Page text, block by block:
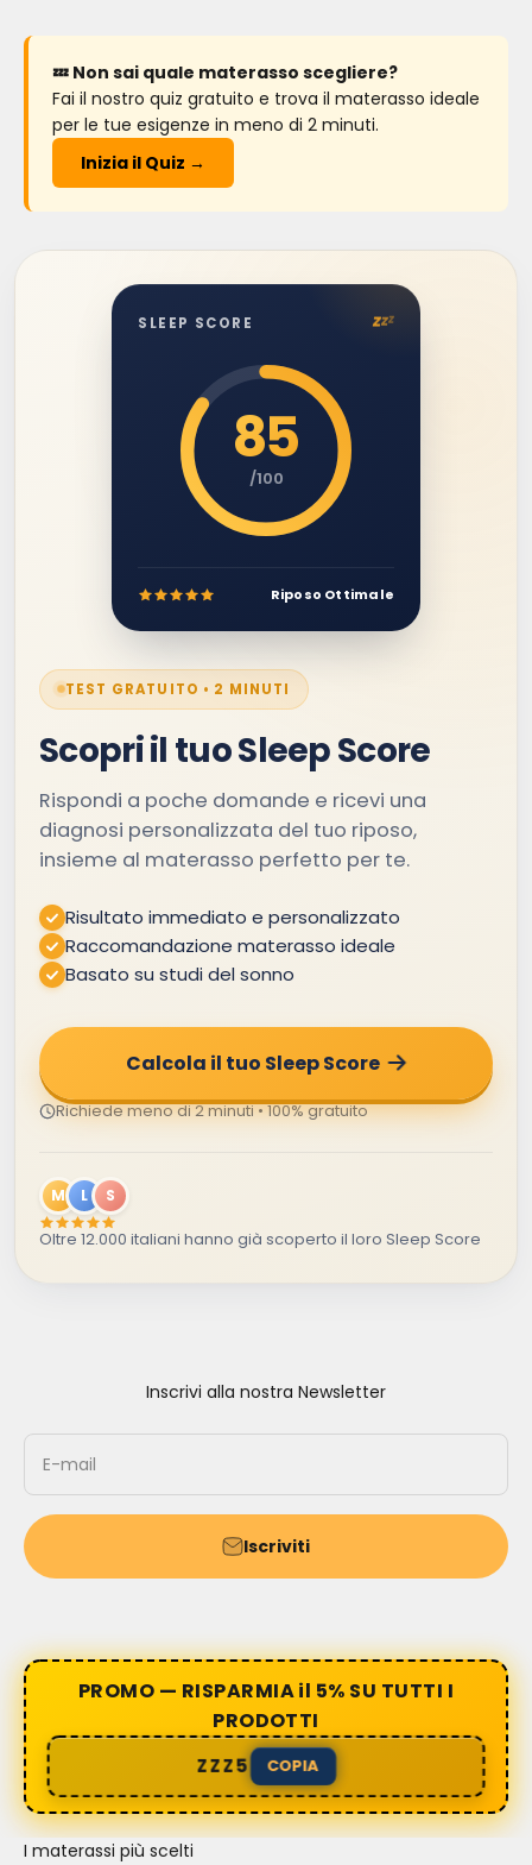
💤 Non sai quale materasso scegliere?
Fai il nostro quiz gratuito e trova il materasso ideale
per le tue esigenze in meno di 2 minuti.
Inizia il Quiz →
TEST GRATUITO • 2 MINUTI
Scopri il tuo Sleep Score
Rispondi a poche domande e ricevi una
diagnosi personalizzata del tuo riposo,
insieme al materasso perfetto per te.
Risultato immediato e personalizzato
Raccomandazione materasso ideale
Basato su studi del sonno
Calcola il tuo Sleep Score
Richiede meno di 2 minuti • 100% gratuito
M L S
Oltre 12.000 italiani hanno già scoperto il loro Sleep Score
SLEEP SCORE zzz
85
/100
Riposo Ottimale
Inscrivi alla nostra Newsletter
E-mail
Iscriviti
PROMO — RISPARMIA il 5% SU TUTTI I
PRODOTTI
ZZZ5 COPIA
I materassi più scelti